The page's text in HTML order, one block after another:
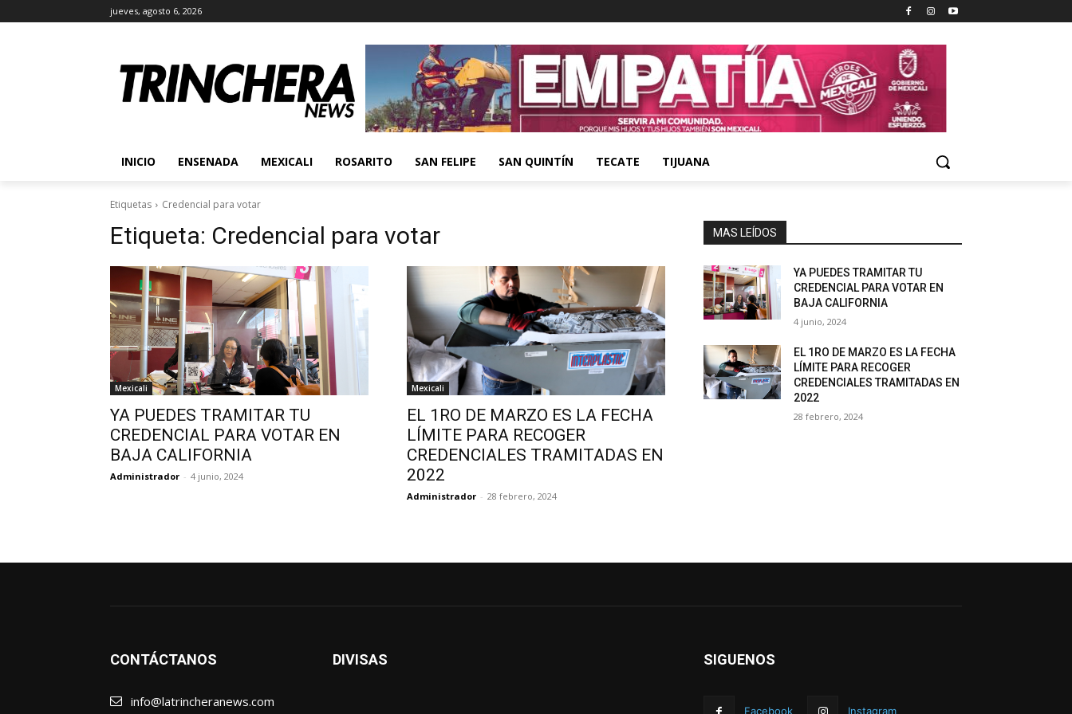
jueves, agosto 6, 2026
INICIO ENSENADA MEXICALI ROSARITO SAN FELIPE SAN QUINTÍN TECATE TIJUANA
Etiquetas Credencial para votar
Etiqueta: Credencial para votar
Mexicali
YA PUEDES TRAMITAR TU
CREDENCIAL PARA VOTAR EN
BAJA CALIFORNIA
Administrador - 4 junio, 2024
Mexicali
EL 1RO DE MARZO ES LA FECHA
LÍMITE PARA RECOGER
CREDENCIALES TRAMITADAS EN
2022
Administrador - 28 febrero, 2024
MAS LEÍDOS
YA PUEDES TRAMITAR TU
CREDENCIAL PARA VOTAR EN
BAJA CALIFORNIA
4 junio, 2024
EL 1RO DE MARZO ES LA FECHA
LÍMITE PARA RECOGER
CREDENCIALES TRAMITADAS EN
2022
28 febrero, 2024
CONTÁCTANOS
info@latrincheranews.com
DIVISAS SIGUENOS
Facebook Instagram